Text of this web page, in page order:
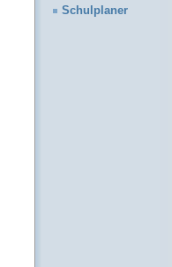
Schulplaner